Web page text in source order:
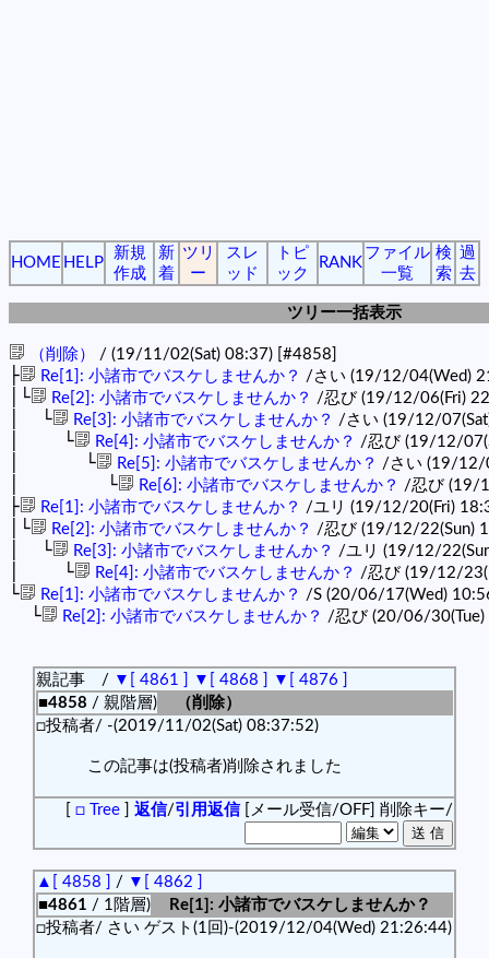
HOME HELP
新規
作成
新
着
ツリ
ー
スレ
ッド
トピ
ック
RANK
ファイル
一覧
検
索
過
去
ツリー一括表示
（削除） / (19/11/02(Sat) 08:37) [#4858]
├ Re[1]: 小諸市でバスケしませんか？ /さい (19/12/04(Wed)
│└ Re[2]: 小諸市でバスケしませんか？ /忍び (19/12/06(Fri)
│ └ Re[3]: 小諸市でバスケしませんか？ /さい (19/12/
│ └ Re[4]: 小諸市でバスケしませんか？ /忍び (19/12/
│ └ Re[5]: 小諸市でバスケしませんか？ /さい (19/12/
│ └ Re[6]: 小諸市でバスケしませんか？ /忍び (19/
├ Re[1]: 小諸市でバスケしませんか？ /ユリ (19/12/20(Fri)
│└ Re[2]: 小諸市でバスケしませんか？ /忍び (19/12/22(Sun)
│ └ Re[3]: 小諸市でバスケしませんか？ /ユリ (19/12/
│ └ Re[4]: 小諸市でバスケしませんか？ /忍び (19/12/
└ Re[1]: 小諸市でバスケしませんか？ /S (20/06/17(Wed)
└ Re[2]: 小諸市でバスケしませんか？ /忍び (20/06/
親記事 / ▼[ 4861 ] ▼[ 4868 ]
▼[ 4876 ]
■4858 / 親階層)
（削除）
□投稿者/ -(2019/11/02(Sat) 08:37:52)
この記事は(投稿者)削除されました
□ Tree 返信/引用返信[メール受信/OFF] 削除キー/
▲[ 4858 ] / ▼[ 4862 ]
■4861 / 1階層)
Re[1]: 小諸市でバスケしませんか？
□投稿者/ さい ゲスト(1回)-(2019/12/04(Wed) 21:26:44)